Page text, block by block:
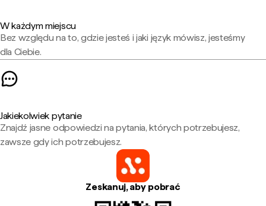
W każdym miejscu
Bez względu na to, gdzie jesteś i jaki język mówisz, jesteśmy
dla Ciebie.
Jakiekolwiek pytanie
Znajdź jasne odpowiedzi na pytania, których potrzebujesz,
zawsze gdy ich potrzebujesz.
Zeskanuj, aby pobrać